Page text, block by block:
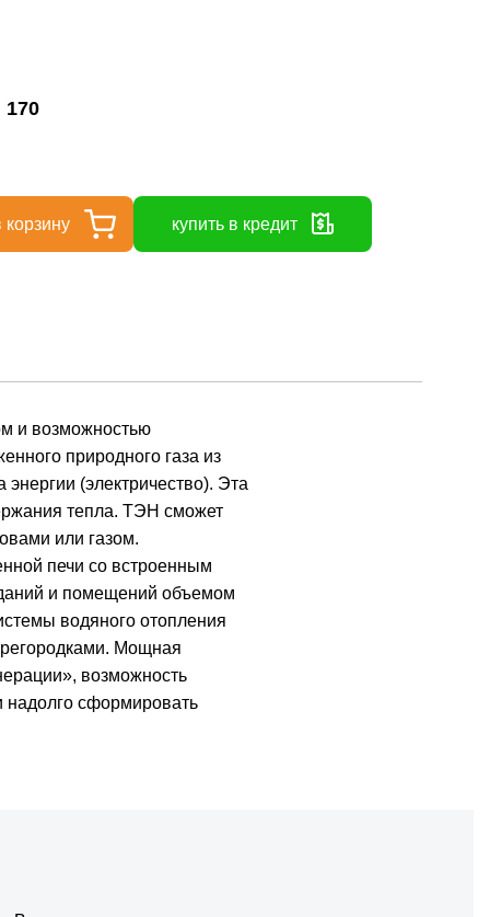
170
корзину купить в кредит
и возможностью
природного газа из
(электричество). Эта
тепла. ТЭН сможет
или газом.
печи со встроенным
и помещений объемом
водяного отопления
Мощная
возможность
надолго сформировать